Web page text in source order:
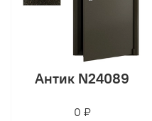
Антик N24089
0 ₽